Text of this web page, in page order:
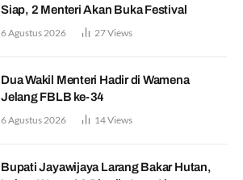
Siap, 2 Menteri Akan Buka Festival
6 Agustus 2026 27Views
Dua Wakil Menteri Hadir di Wamena
Jelang FBLB ke-34
6 Agustus 2026 14Views
Bupati Jayawijaya Larang Bakar Hutan,